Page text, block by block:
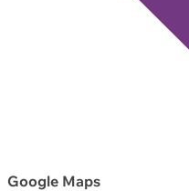
Google Maps